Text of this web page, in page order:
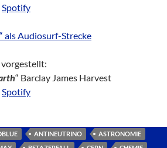
Spotify
als Audiosurf-Strecke
“ Barclay James Harvest
Spotify
ANTINEUTRINO
ASTRONOMIE